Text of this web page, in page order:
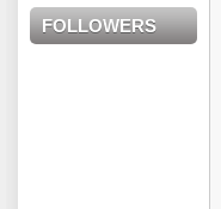
FOLLOWERS